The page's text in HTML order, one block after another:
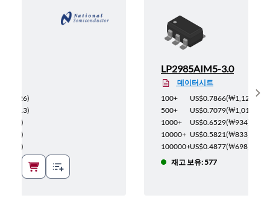
₩1,126)
₩1,013)
)
)
)
LP2985AIM5-3.0
데이터시트
100+
US$0.7866(₩1,126
)
500+
US$0.7079(₩1,013
1000+
US$0.6529(₩934)
10000+ US$0.5821(₩833)
100000+US$0.4877(₩698)
재고 보유: 577